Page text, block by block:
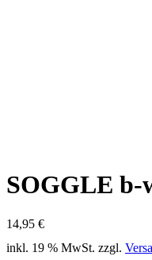
SOGGLE b-
14,95 €
inkl. 19 % MwSt. zzgl.